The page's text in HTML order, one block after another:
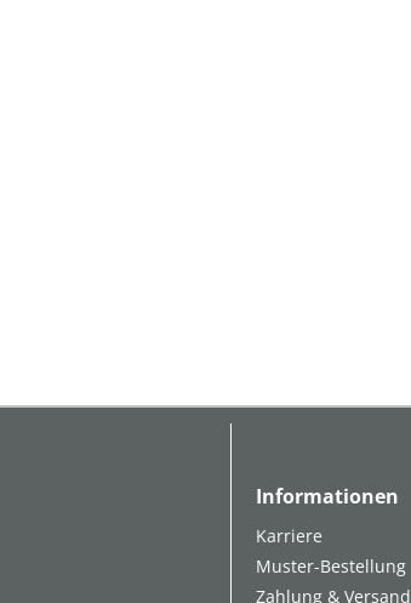
Informationen
Karriere
Muster-Bestellung
Zahlung & Versand